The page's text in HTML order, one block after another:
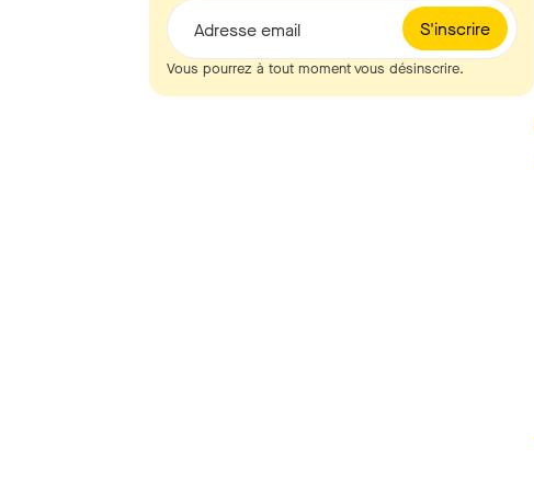
S'inscrire
Adresse email
Vous pourrez à tout moment vous désinscrire.